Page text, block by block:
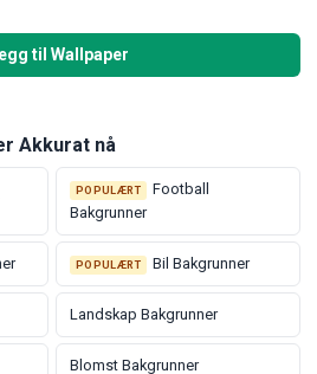
til Wallpaper
Se alle tidligere daglige valg
Akkurat nå
POPULÆRT
Football
Bakgrunner
POPULÆRT Bil Bakgrunner
Landskap Bakgrunner
Blomst Bakgrunner